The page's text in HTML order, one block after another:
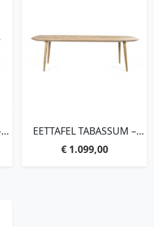
EETTAFEL TABASSUM –
260×100
€1.099,00